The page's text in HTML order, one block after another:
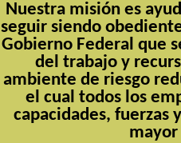
Nuestra misión es
seguir siendo
Gobierno Federal que
del trabajo y
ambiente de riesgo
el cual todos los
capacidades, fuerzas